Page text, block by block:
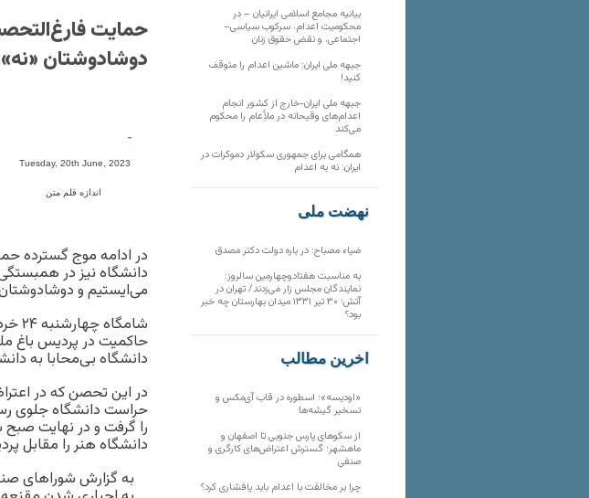
حمایت
دوشادوشتان
-
Tuesday, 20th June, 2023
اندازه قلم متن
در ادامه موج گسترده
دانشگاه نیز در
می‌ایستیم و
حاکمیت در پردیس باغ
دانشگاه بی‌محابا به
در این تحصن که در
حراست دانشگاه جلوی
دانشگاه هنر را مقابل
بیانیه مجامع اسلامی ایرانیان – در
محکومیت اعدام، سرکوب سیاسی–
اجتماعی، و نقض حقوق زنان
جبهه ملی ایران: ماشین اعدام را متوقف
کنید!
جبهه ملی ایران-خارج از کشور انجام
اعدام‌های وقیحانه در ملأِعام را محکوم
می‌کند
همگامی برای جمهوری سکولار دموکرات در
ایران: نه به اعدام
نهضت ملی
ضیاء مصباح: در باره دولت دکتر مصدق
به مناسبت هفتادوچهارمین سالروز:
نمایندگان مجلس زار می‌زدند/ تهران در
آتش؛ ۳۰ تیر ۱۳۳۱ میدان بهارستان چه خبر
بود؟
آخرین مطالب
«اودیسه»؛ اسطوره در قاب آی‌مکس و
تسخیر گیشه‌ها
از سکوهای پارس جنوبی تا اصفهان و
ماهشهر؛ گسترش اعتراض‌های کارگری و
صنفی
چرا بر مخالفت با اعدام باید پافشاری کرد؟